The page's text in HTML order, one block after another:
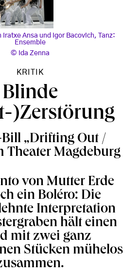
Iratxe Ansa und Igor Bacovich, Tanz:
Ensemble
Ida Zenna
KRITIK
Blinde
)Zerstörung
„Drifting Out /
Theater Magdeburg
von Mutter Erde
ein Boléro: Die
Interpretation
hält einen
mit zwei ganz
Stücken mühelos